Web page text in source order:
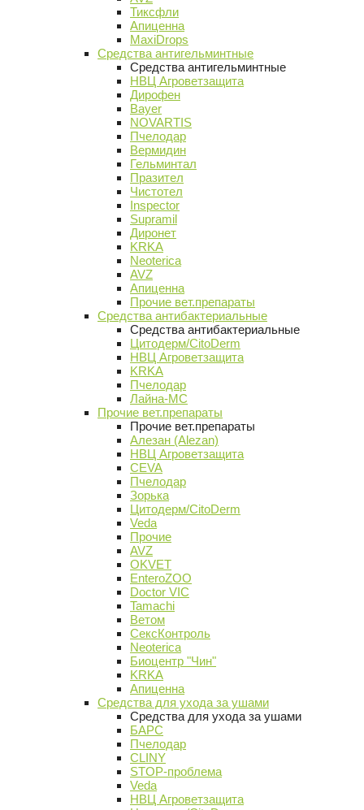
Тиксфли
Апиценна
MaxiDrops
Средства антигельминтные
Средства антигельминтные
НВЦ Агроветзащита
Дирофен
Bayer
NOVARTIS
Пчелодар
Вермидин
Гельминтал
Празител
Чистотел
Inspector
Supramil
Диронет
KRKA
Neoterica
AVZ
Апиценна
Прочие вет.препараты
Средства антибактериальные
Средства антибактериальные
Цитодерм/CitoDerm
НВЦ Агроветзащита
KRKA
Пчелодар
Лайна-МС
Прочие вет.препараты
Прочие вет.препараты
Алезан (Alezan)
НВЦ Агроветзащита
CEVA
Пчелодар
Зорька
Цитодерм/CitoDerm
Veda
Прочие
AVZ
OKVET
EnteroZOO
Doctor VIC
Tamachi
Ветом
СексКонтроль
Neoterica
Биоцентр "Чин"
KRKA
Апиценна
Средства для ухода за ушами
Средства для ухода за ушами
БАРС
Пчелодар
CLINY
STOP-проблема
Veda
НВЦ Агроветзащита